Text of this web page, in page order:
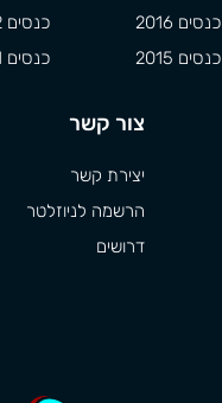
כנסים 2016
כנסים 2015
כנסים 2012
כנסים 2011
צור קשר
יצירת קשר
הרשמה לניוזלטר
דרושים